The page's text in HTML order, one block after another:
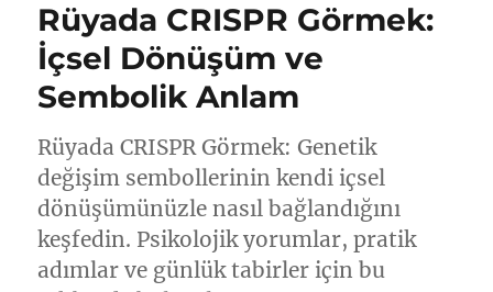
Rüyada CRISPR Görmek:
İçsel Dönüşüm ve
Sembolik Anlam
Rüyada CRISPR Görmek: Genetik
değişim sembollerinin kendi içsel
dönüşümünüzle nasıl bağlandığını
keşfedin. Psikolojik yorumlar, pratik
adımlar ve günlük tabirler için bu